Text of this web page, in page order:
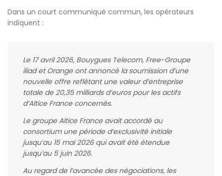
Dans un court communiqué commun, les opérateurs
indiquent :
Le 17 avril 2026, Bouygues Telecom, Free-Groupe
iliad et Orange ont annoncé la soumission d’une
nouvelle offre reflétant une valeur d’entreprise
totale de 20,35 milliards d’euros pour les actifs
d’Altice France concernés.
Le groupe Altice France avait accordé au
consortium une période d’exclusivité initiale
jusqu’au 15 mai 2026 qui avait été étendue
jusqu’au 5 juin 2026.
Au regard de l’avancée des négociations, les